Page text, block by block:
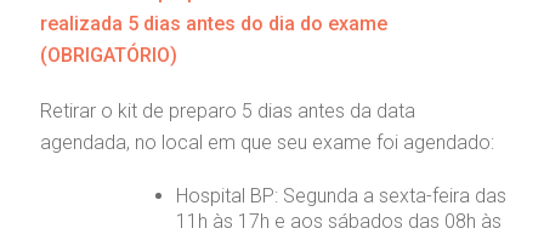
realizada 5 dias antes do dia do exame
(OBRIGATÓRIO)
Retirar o kit de preparo 5 dias antes da data
agendada, no local em que seu exame foi agendado:
Hospital BP: Segunda a sexta-feira das
11h às 17h e aos sábados das 08h às